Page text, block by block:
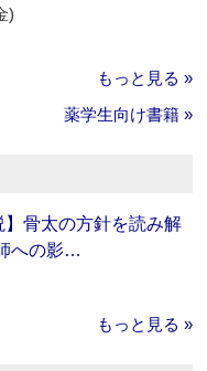
)
もっと見る »
薬学生向け書籍 »
】骨太の方針を読み解
への影…
もっと見る »